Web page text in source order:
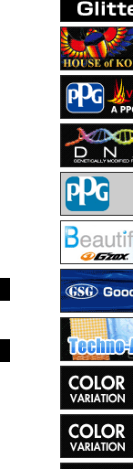
HOUSE OF
PPG
DNA
PPG
G'ZOX
GSG
Techno-Art
カラーバリ
カラーバリ